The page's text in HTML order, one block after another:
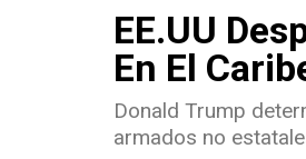
EE.UU
En El
Donald Trump
armados no